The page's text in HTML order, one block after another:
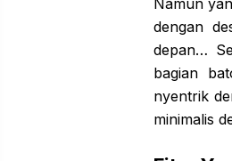
Namun
dengan
depan…
bagian
nyentrik
minimalis